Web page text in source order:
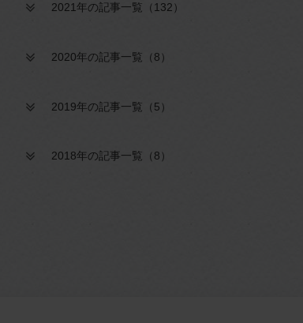
2021年の記事一覧（132）
2020年の記事一覧（8）
2019年の記事一覧（5）
2018年の記事一覧（8）